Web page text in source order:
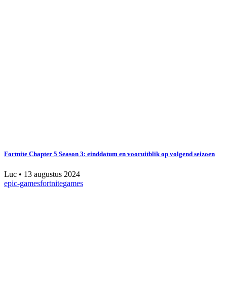
Fortnite Chapter 5 Season 3: einddatum en vooruitblik op volgend seizoen
Luc • 13 augustus 2024
epic-gamesfortnitegames